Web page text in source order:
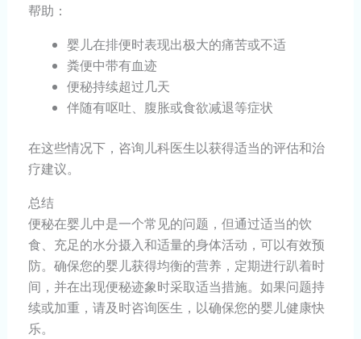
帮助：
婴儿在排便时表现出极大的痛苦或不适
粪便中带有血迹
便秘持续超过几天
伴随有呕吐、腹胀或食欲减退等症状
在这些情况下，咨询儿科医生以获得适当的评估和治
疗建议。
总结
便秘在婴儿中是一个常见的问题，但通过适当的饮
食、充足的水分摄入和适量的身体活动，可以有效预
防。确保您的婴儿获得均衡的营养，定期进行趴着时
间，并在出现便秘迹象时采取适当措施。如果问题持
续或加重，请及时咨询医生，以确保您的婴儿健康快
乐。